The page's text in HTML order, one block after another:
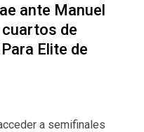
ante Manuel
cuartos de
Elite de
a semifinales